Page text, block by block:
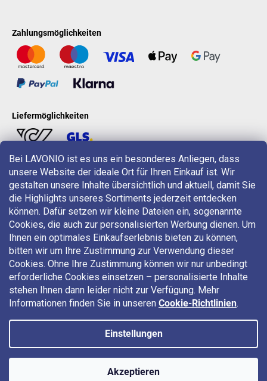
Bei LAVONIO ist es uns ein besonderes Anliegen, dass
unsere Website der ideale Ort für Ihren Einkauf ist. Wir
gestalten unsere Inhalte übersichtlich und aktuell, damit Sie
die Highlights unseres Sortiments jederzeit entdecken
können. Dafür setzen wir kleine Dateien ein, sogenannte
Cookies, die auch zur personalisierten Werbung dienen. Um
Ihnen ein optimales Einkaufserlebnis bieten zu können,
bitten wir um Ihre Zustimmung zur Verwendung dieser
Cookies. Ohne Ihre Zustimmung können wir nur unbedingt
erforderliche Cookies einsetzen – personalisierte Inhalte
stehen Ihnen dann leider nicht zur Verfügung. Mehr
Informationen finden Sie in unseren Cookie-Richtlinien.
Einstellungen
Akzeptieren
Zahlungsmöglichkeiten
Liefermöglichkeiten
LAVONIO in der Welt
Für Aktionen, Gewinnspiele und Rabatte folgen Sie uns auf:
Copyright 2026 LAVONIO.at. Alle Rechte vorbehalten.